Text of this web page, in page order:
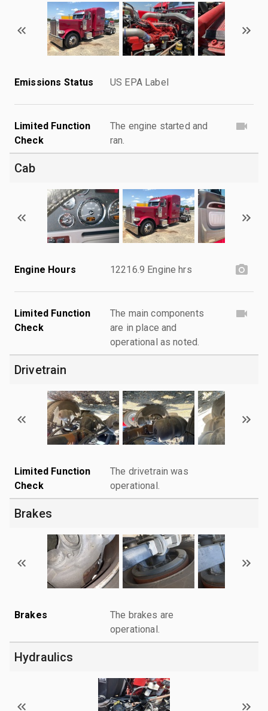
Emissions Status US EPA Label
Limited Function
Check
The engine started and
ran.
Cab
Engine Hours 12216.9 Engine hrs
Limited Function
Check
The main components
are in place and
operational as noted.
Drivetrain
Limited Function
Check
The drivetrain was
operational.
Brakes
Brakes
The brakes are
operational.
Hydraulics